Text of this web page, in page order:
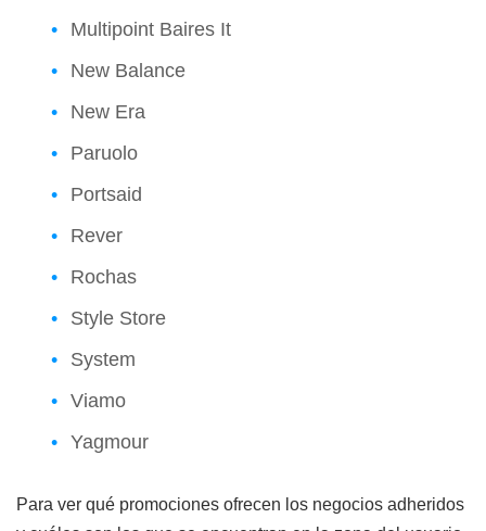
Multipoint Baires It
New Balance
New Era
Paruolo
Portsaid
Rever
Rochas
Style Store
System
Viamo
Yagmour
Para ver qué promociones ofrecen los negocios adheridos